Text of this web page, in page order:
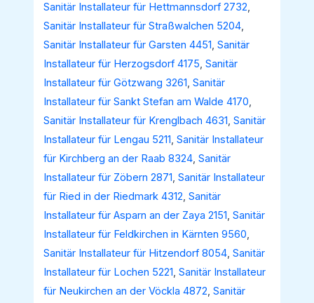
Sanitär Installateur für Hettmannsdorf 2732,
Sanitär Installateur für Straßwalchen 5204,
Sanitär Installateur für Garsten 4451,Sanitär
Installateur für Herzogsdorf 4175,Sanitär
Installateur für Götzwang 3261,Sanitär
Installateur für Sankt Stefan am Walde 4170,
Sanitär Installateur für Krenglbach 4631,Sanitär
Installateur für Lengau 5211,Sanitär Installateur
für Kirchberg an der Raab 8324,Sanitär
Installateur für Zöbern 2871,Sanitär Installateur
für Ried in der Riedmark 4312,Sanitär
Installateur für Asparn an der Zaya 2151,Sanitär
Installateur für Feldkirchen in Kärnten 9560,
Sanitär Installateur für Hitzendorf 8054,Sanitär
Installateur für Lochen 5221,Sanitär Installateur
für Neukirchen an der Vöckla 4872,Sanitär